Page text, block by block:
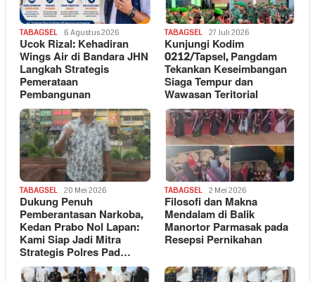
TABAGSEL 6 Agustus 2026
Ucok Rizal: Kehadiran
Wings Air di Bandara JHN
Langkah Strategis
Pemerataan
Pembangunan
TABAGSEL 27 Juli 2026
Kunjungi Kodim
0212/Tapsel, Pangdam
Tekankan Keseimbangan
Siaga Tempur dan
Wawasan Teritorial
TABAGSEL 20 Mei 2026
Dukung Penuh
Pemberantasan Narkoba,
Kedan Prabo Nol Lapan:
Kami Siap Jadi Mitra
Strategis Polres Pad…
TABAGSEL 2 Mei 2026
Filosofi dan Makna
Mendalam di Balik
Manortor Parmasak pada
Resepsi Pernikahan